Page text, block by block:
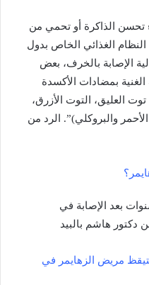
تحسن الذاكرة أو تحمي من
الغذائي الخاص بدول
الإصابة بالخرف، بعض
بمضادات الأكسدة
العليق، التوت الأزرق،
الأحمر والبروكلي)”. الرد من
الإنسان ما بين ٦ إلى ١٠ سنوات بعد الإصابة في
دكتور هاشم بالبيد
مريض الزهايمر في